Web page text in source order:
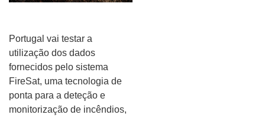
Portugal vai testar a
utilização dos dados
fornecidos pelo sistema
FireSat, uma tecnologia de
ponta para a deteção e
monitorização de incêndios,